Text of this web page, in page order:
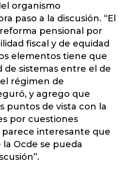
organismo
paso a la discusión. “El
pensional por
fiscal y de equidad
elementos tiene que
de sistemas entre el de
régimen de
y agrego que
puntos de vista con la
por cuestiones
parece interesante que
Ocde se pueda